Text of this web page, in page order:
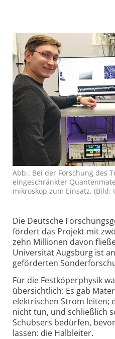
Abb.: Bei der Forschung des
eingeschränkter
mikroskop zum Einsatz. (Bild:
Die Deutsche
fördert das Projekt mit
zehn Millionen davon
Universität Augsburg ist
geförderten
Für die Festköperphysik
übersichtlich: Es gab
elektrischen Strom leiten;
nicht tun, und schließlich
Schubsers bedürfen,
lassen: die Halbleiter.